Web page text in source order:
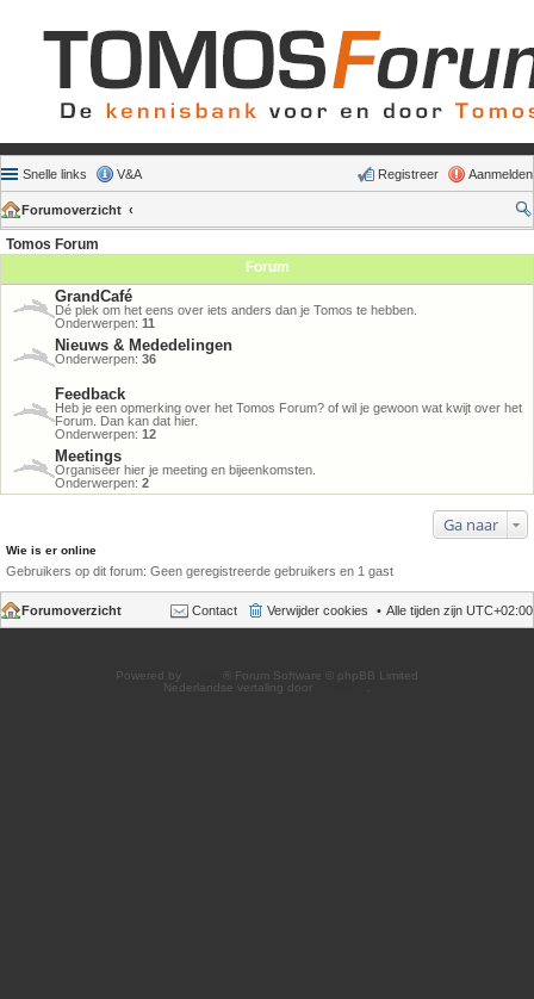
Snelle links V&A Aanmelden
Registreer
Forumoverzicht
Tomos Forum
Forum
GrandCafé
Dé plek om het eens over iets anders dan je Tomos te hebben.
Onderwerpen: 11
Nieuws & Mededelingen
Onderwerpen: 36
Feedback
Heb je een opmerking over het Tomos Forum? of wil je gewoon wat kwijt over het
Forum. Dan kan dat hier.
Onderwerpen: 12
Meetings
Organiseer hier je meeting en bijeenkomsten.
Onderwerpen: 2
Ga naar
Wie is er online
Gebruikers op dit forum: Geen geregistreerde gebruikers en 1 gast
Forumoverzicht Alle tijden zijn UTC+02:00
Verwijder cookies
Contact
Powered by
® Forum Software © phpBB Limited
Nederlandse vertaling door
.